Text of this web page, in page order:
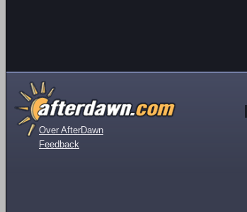
Over AfterDawn
Feedback